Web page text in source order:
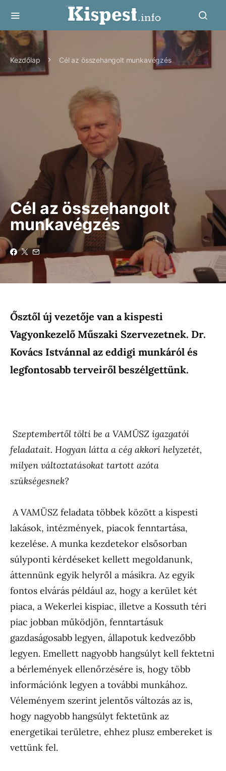
Kezdőlap Cél az összehangolt munkavégzés
Cél az összehangolt
munkavégzés
Ősztől új vezetője van a kispesti
Vagyonkezelő Műszaki Szervezetnek. Dr.
Kovács Istvánnal az eddigi munkáról és
legfontosabb terveiről beszélgettünk.
Szeptembertől tölti be a VAMÜSZ igazgatói
feladatait. Hogyan látta a cég akkori helyzetét,
milyen változtatásokat tartott azóta
szükségesnek?
A VAMÜSZ feladata többek között a kispesti
lakások, intézmények, piacok fenntartása,
kezelése. A munka kezdetekor elsősorban
súlyponti kérdéseket kellett megoldanunk,
áttennünk egyik helyről a másikra. Az egyik
fontos elvárás például az, hogy a kerület két
piaca, a Wekerlei kispiac, illetve a Kossuth téri
piac jobban működjön, fenntartásuk
gazdaságosabb legyen, állapotuk kedvezőbb
legyen. Emellett nagyobb hangsúlyt kell fektetni
a bérlemények ellenőrzésére is, hogy több
információnk legyen a további munkához.
Véleményem szerint jelentős változás az is,
hogy nagyobb hangsúlyt fektetünk az
energetikai területre, ehhez plusz embereket is
vettünk fel.